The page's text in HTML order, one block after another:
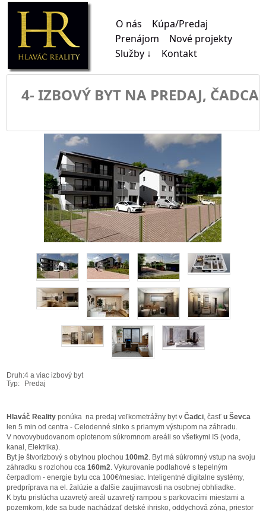
O nás
Kúpa/Predaj
Prenájom
Nové projekty
Služby ↓
Kontakt
4- IZBOVÝ BYT NA PREDAJ, ČADCA
Druh:4 a viac izbový byt
Typ:
Predaj
Hlaváč Reality ponúka na predaj veľkometrážny byt v Čadci, časť u Ševca
len 5 min od centra - Celodenné slnko s priamym výstupom na záhradu.
V novovybudovanom oplotenom súkromnom areáli so všetkymi IS (voda,
kanal, Elektrika).
Byt je štvorizbový s obytnou plochou 100m2. Byt má súkromný vstup na svoju
záhradku s rozlohou cca 160m2. Vykurovanie podlahové s tepelným
čerpadlom - energie bytu cca 100€/mesiac. Inteligentné digitalne systémy,
predpríprava na el. žalúzie a ďalšie zaujimavosti na osobnej obhliadke.
K bytu prislúcha uzavretý areál uzavretý rampou s parkovacími miestami a
pozemkom, kde sa bude nachádzať detské ihrisko, oddychová zóna, priestor